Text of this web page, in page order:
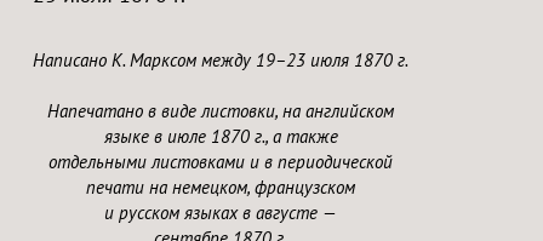
Написано К. Марксом между 19–23 июля 1870 г.
Напечатано в виде листовки, на английском
языке в июле 1870 г., а также
отдельными листовками и в периодической
печати на немецком, французском
и русском языках в августе —